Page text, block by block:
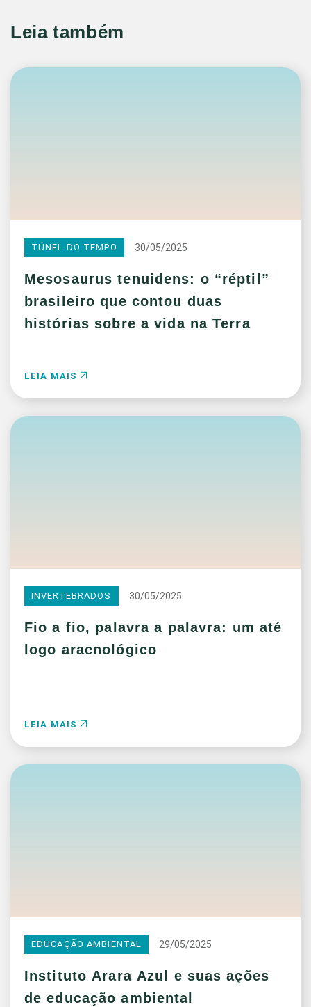
Leia também
TÚNEL DO TEMPO 30/05/2025
Mesosaurus tenuidens: o “réptil”
brasileiro que contou duas
histórias sobre a vida na Terra
LEIA MAIS
INVERTEBRADOS 30/05/2025
Fio a fio, palavra a palavra: um até
logo aracnológico
LEIA MAIS
EDUCAÇÃO AMBIENTAL 29/05/2025
Instituto Arara Azul e suas ações
de educação ambiental